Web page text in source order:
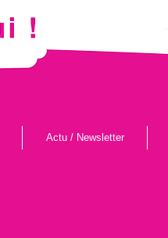
Actu / Newsletter